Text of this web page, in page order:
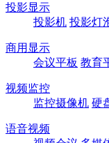
投影显示
投影机 投影灯
商用显示
会议平板 教育
视频监控
监控摄像机 硬
语音视频